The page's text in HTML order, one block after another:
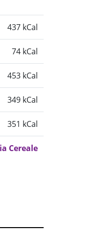
437 kCal
74 kCal
453 kCal
349 kCal
351 kCal
Cereale